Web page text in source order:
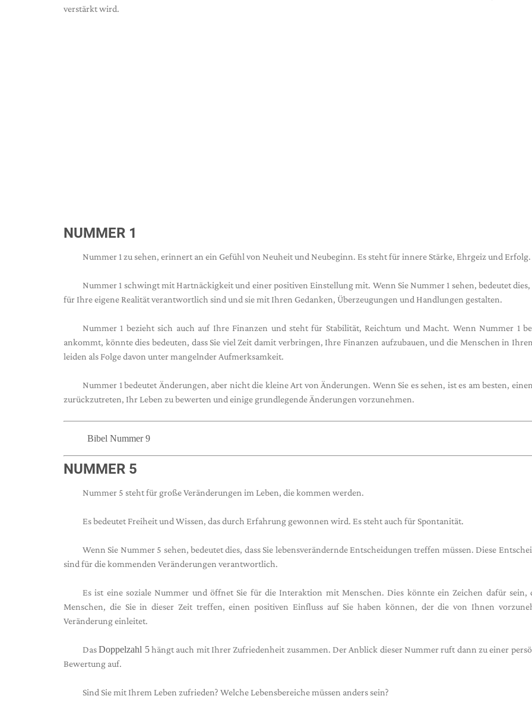
verstärkt wird.
NUMMER 1
Nummer 1 zu sehen, erinnert an ein Gefühl von Neuheit und Neubeginn. Es steht für innere Stärke, Ehrgeiz und Erfolg.
Nummer 1 schwingt mit Hartnäckigkeit und einer positiven Einstellung mit. Wenn Sie Nummer 1 sehen, bedeutet dies,
für Ihre eigene Realität verantwortlich sind und sie mit Ihren Gedanken, Überzeugungen und Handlungen gestalten.
Nummer 1 bezieht sich auch auf Ihre Finanzen und steht für Stabilität, Reichtum und Macht. Wenn Nummer 1
ankommt, könnte dies bedeuten, dass Sie viel Zeit damit verbringen, Ihre Finanzen aufzubauen, und die Menschen in
leiden als Folge davon unter mangelnder Aufmerksamkeit.
Nummer 1 bedeutet Änderungen, aber nicht die kleine Art von Änderungen. Wenn Sie es sehen, ist es am besten,
zurückzutreten, Ihr Leben zu bewerten und einige grundlegende Änderungen vorzunehmen.
Bibel Nummer 9
NUMMER 5
Nummer 5 steht für große Veränderungen im Leben, die kommen werden.
Es bedeutet Freiheit und Wissen, das durch Erfahrung gewonnen wird. Es steht auch für Spontanität.
Wenn Sie Nummer 5 sehen, bedeutet dies, dass Sie lebensverändernde Entscheidungen treffen müssen. Diese
sind für die kommenden Veränderungen verantwortlich.
Es ist eine soziale Nummer und öffnet Sie für die Interaktion mit Menschen. Dies könnte ein Zeichen dafür sein,
Menschen, die Sie in dieser Zeit treffen, einen positiven Einfluss auf Sie haben können, der die von Ihnen
Veränderung einleitet.
DasDoppelzahl 5hängt auch mit Ihrer Zufriedenheit zusammen. Der Anblick dieser Nummer ruft dann zu einer
Bewertung auf.
Sind Sie mit Ihrem Leben zufrieden? Welche Lebensbereiche müssen anders sein?